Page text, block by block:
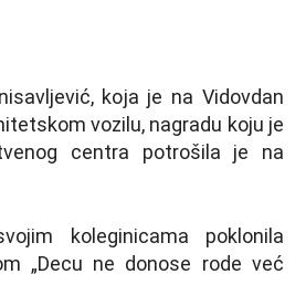
koja je na Vidovdan
vozilu, nagradu koju je
centra potrošila je na
koleginicama poklonila
„Decu ne donose rode već